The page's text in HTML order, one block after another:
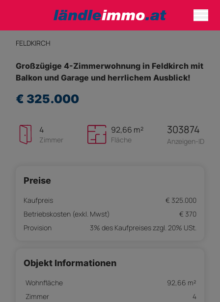
FELDKIRCH
Großzügige 4-Zimmerwohnung in Feldkirch mit
Balkon und Garage und herrlichem Ausblick!
€ 325.000
4
Zimmer
92,66 m²
Fläche
303874
Anzeigen-ID
Preise
Kaufpreis
€ 325.000
Betriebskosten (exkl. Mwst)
€ 370
Provision
3% des Kaufpreises zzgl. 20% USt.
Objekt Informationen
Wohnfläche
92,66 m²
Zimmer
4